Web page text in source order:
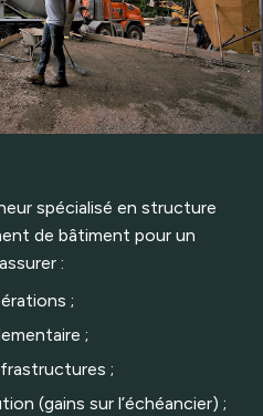
spécialisé en structure
de bâtiment pour un
:
;
;
;
(gains sur l’échéancier) ;